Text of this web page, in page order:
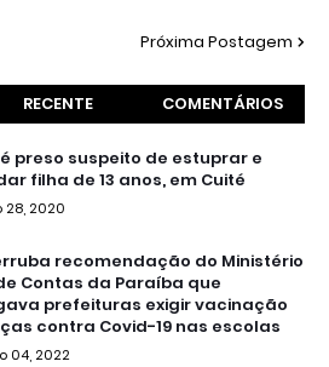
Próxima Postagem
RECENTE COMENTÁRIOS
preso suspeito de estuprar e
filha de 13 anos, em Cuité
28, 2020
recomendação do Ministério
Contas da Paraíba que
prefeituras exigir vacinação
contra Covid-19 nas escolas
04, 2022